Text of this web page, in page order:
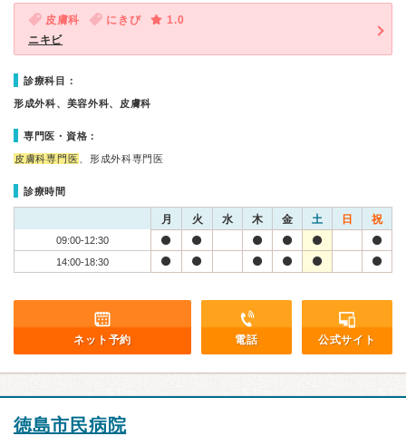
皮膚科 にきび
1.0
ニキビ
診療科目：
形成外科、美容外科、皮膚科
専門医・資格：
皮膚科専門医 、形成外科専門医
診療時間
月 火 水 木 金 土 日 祝
09:00-12:30
14:00-18:30
ネット予約 電話 公式サイト
徳島市民病院